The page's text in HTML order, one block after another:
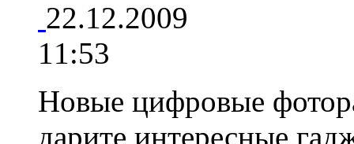
22.12.2009
11:53
Новые цифровые
дарите интересные